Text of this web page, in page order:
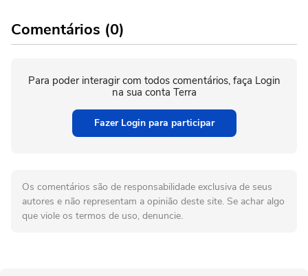
Comentários (0)
Para poder interagir com todos comentários, faça Login
na sua conta Terra
Fazer Login para participar
Os comentários são de responsabilidade exclusiva de seus
autores e não representam a opinião deste site. Se achar algo
que viole os termos de uso, denuncie.